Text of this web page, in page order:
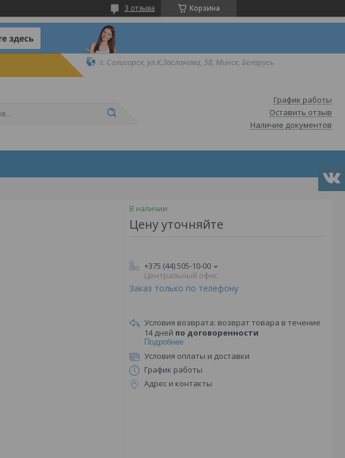
Корзина
3 отзыва
г. Солигорск, ул.К.Заслонова, 58, Минск, Беларусь
График работы
Оставить отзыв
Наличие документов
В наличии
Цену уточняйте
+375 (44) 505-10-00
Центральный офис
Заказ только по телефону
возврат товара в течение
14 дней по договоренности
Подробнее
Условия оплаты и доставки
График работы
Адрес и контакты